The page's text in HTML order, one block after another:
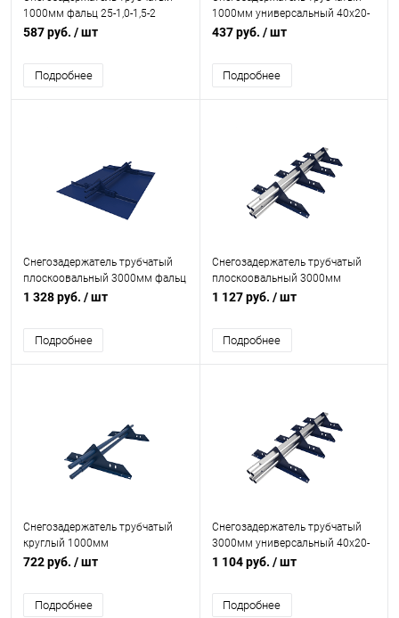
1000мм фальц 25-1,0-1,5-2
холоднокатанная сталь с
5005
587 руб. / шт
Подробнее
1000мм универсальный 40x20-
1,0-1,0-2 холоднокатанная сталь
5002
437 руб. / шт
Подробнее
Снегозадержатель трубчатый
плоскоовальный 3000мм фальц
25-1,0-1,0-4 оцинкованная сталь
5002
1 328 руб. / шт
Подробнее
Снегозадержатель трубчатый
плоскоовальный 3000мм
универсальный 40x20-1,0-1,0-4
порошковым покрытием RAL
5002
1 127 руб. / шт
Подробнее
Снегозадержатель трубчатый
круглый 1000мм
универсальный 25-1,2-2,0-2
порошковым покрытием RAL
5005
722 руб. / шт
Подробнее
Снегозадержатель трубчатый
3000мм универсальный 40x20-
1,0-2,0-3 холоднокатанная сталь
5002
1 104 руб. / шт
Подробнее